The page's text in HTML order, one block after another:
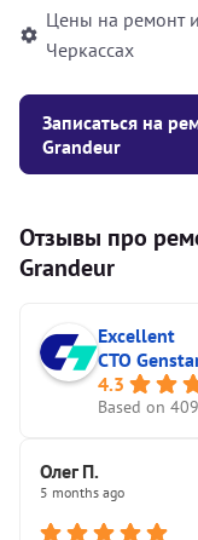
Цены на ремонт
Черкассах
Записаться на
Grandeur
Отзывы про
Grandeur
Excellent
СТО
4.3
Based on
Олег П.
5 months ago